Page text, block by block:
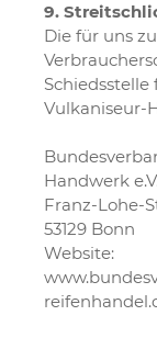
9.
Die für uns
Vulkaniseur-
Handwerk
Franz-Lohe-
53129 Bonn
Website: